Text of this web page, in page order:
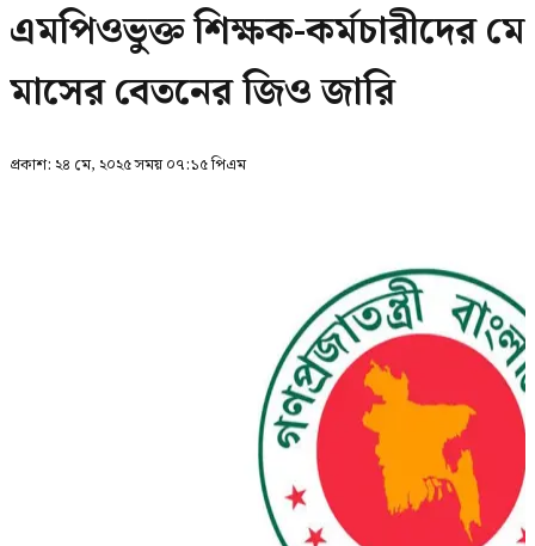
এমপিওভুক্ত শিক্ষক-কর্মচারীদের মে
মাসের বেতনের জিও জারি
প্রকাশ: ২৪ মে, ২০২৫ সময় ০৭:১৫ পিএম